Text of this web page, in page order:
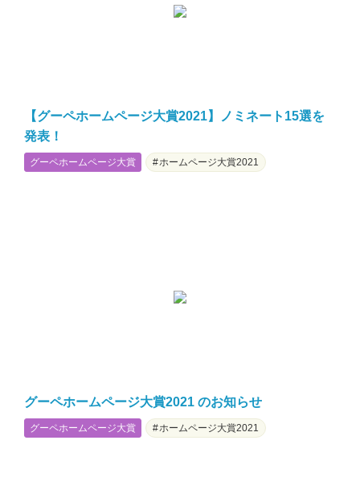
【グーペホームページ大賞2021】ノミネート15選を
発表！
グーペホームページ大賞 ホームページ大賞2021
グーペホームページ大賞2021 のお知らせ
グーペホームページ大賞 ホームページ大賞2021